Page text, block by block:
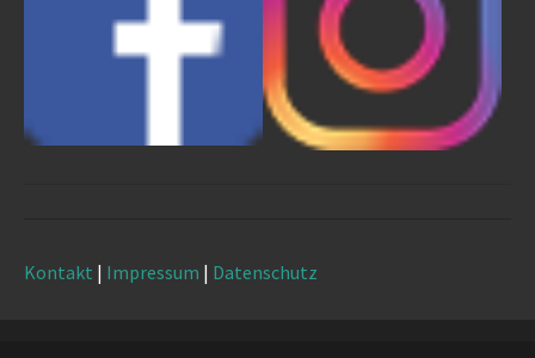
Kontakt | Impressum | Datenschutz